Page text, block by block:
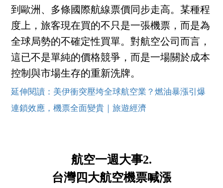
到歐洲、多條國際航線票價同步走高。某種程
度上，旅客現在買的不只是一張機票，而是為
全球局勢的不確定性買單。對航空公司而言，
這已不是單純的價格競爭，而是一場關於成本
控制與市場生存的重新洗牌。
延伸閱讀：美伊衝突壓垮全球航空業？燃油暴漲引爆
連鎖效應，機票全面變貴｜旅遊經濟
航空一週大事2.
台灣四大航空機票喊漲